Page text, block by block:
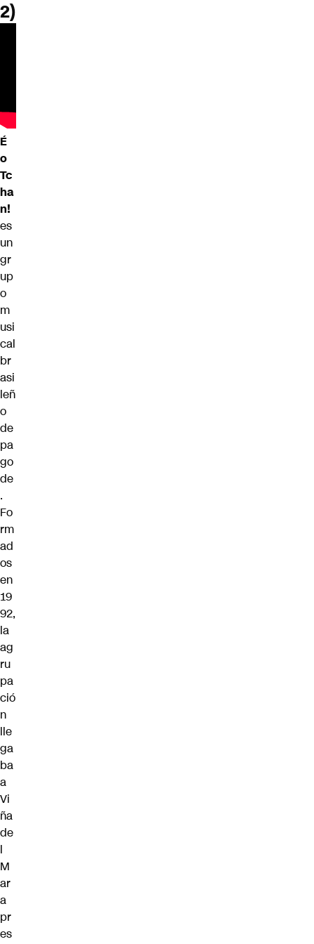
2)
É
o
Tc
ha
n!
es
un
gr
up
o
m
usi
cal
br
asi
leñ
o
de
pa
go
de
.
Fo
rm
ad
os
en
19
92,
la
ag
ru
pa
ció
n
lle
ga
ba
a
Vi
ña
de
l
M
ar
a
pr
es